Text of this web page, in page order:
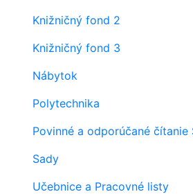
Knižničný fond 2
Knižničný fond 3
Nábytok
Polytechnika
Povinné a odporúčané čítanie
Sady
Učebnice a Pracovné listy